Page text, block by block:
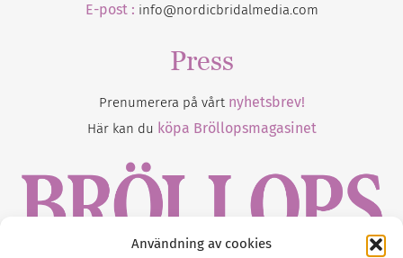
Användning av cookies
E-post : info@nordicbridalmedia.com
Press
Prenumerera på vårt nyhetsbrev!
Här kan du köpa Bröllopsmagasinet